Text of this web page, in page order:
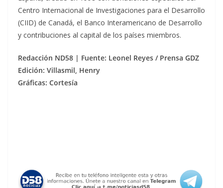
Centro Internacional de Investigaciones para el Desarrollo
(CIID) de Canadá, el Banco Interamericano de Desarrollo
y contribuciones al capital de los países miembros.
Redacción ND58 | Fuente: Leonel Reyes / Prensa GDZ
Edición: Villasmil, Henry
Gráficas: Cortesía